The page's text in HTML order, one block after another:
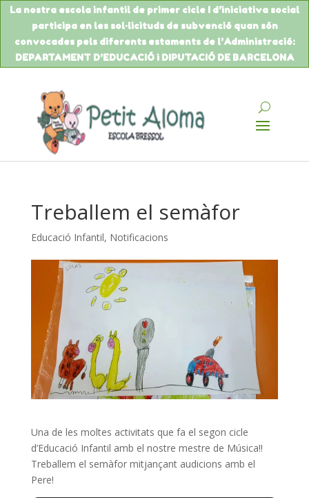
La nostra escola infantil de primer cicle I d’iniciativa social
participa en les sol·licituds de subvencióquan són
convocades pels diferents estaments de l’Administració:
DEPARTAMENT D’EDUCACIÓi DIPUTACIÓ DE BARCELONA
Treballem el semàfor
Educació Infantil, Notificacions
Una de les moltes activitats que fa el segon cicle
d’Educació Infantil amb el nostre mestre de Música!!
Treballem el semàfor mitjançant audicions amb el
Pere!